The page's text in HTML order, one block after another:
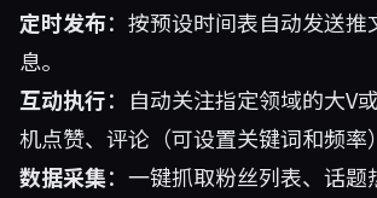
定时发布：按预设时间表自动发送
息。
互动执行：自动关注指定领域的大V
机点赞、评论（可设置关键词和频率
数据采集：一键抓取粉丝列表、话